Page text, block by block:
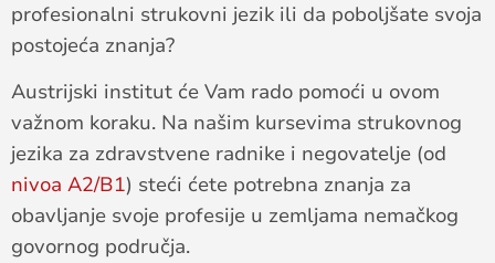
profesionalni strukovni jezik ili da poboljšate svoja
postojeća znanja?
Austrijski institut će Vam rado pomoći u ovom
važnom koraku. Na našim kursevima strukovnog
jezika za zdravstvene radnike i negovatelje (od
nivoa A2/B1) steći ćete potrebna znanja za
obavljanje svoje profesije u zemljama nemačkog
govornog područja.